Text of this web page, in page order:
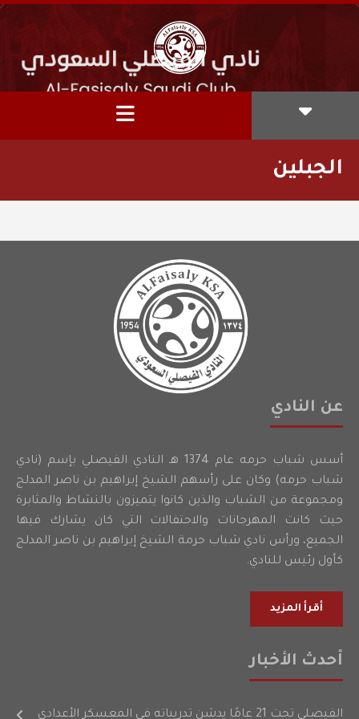
الجبلين
عن النادي
أسس شباب حرمه عام 1374 هـ النادي الفيصلي بإسم (نادي
شباب حرمه) وكان على رأسهم الشيخ إبراهيم بن ناصر المدلج
ومجموعة من الشباب والذين كانوا يتميزون بالنشاط والمثابرة
حيث كانت المهرجانات والاحتفالات التي كان يشارك فيها
الجميع، ورأس نادي شباب حرمة الشيخ إبراهيم بن ناصر المدلج
كأول رئيس للنادي.
أقرأ المزيد
أحدث الأخبار
الفيصلي تحت 21 عامًا يدشن تدريباته في المعسكر الأعدادي